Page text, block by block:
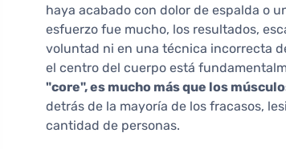
haya acabado con dolor de espalda o
esfuerzo fue mucho, los resultados,
voluntad ni en una técnica incorrecta
el centro del cuerpo está
"core", es mucho más que los
detrás de la mayoría de los fracasos,
cantidad de personas.